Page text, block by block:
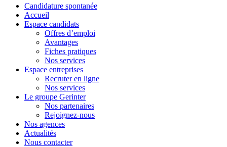
Close
Menu
Candidature spontanée
Accueil
Espace candidats
Offres d’emploi
Avantages
Fiches pratiques
Nos services
Espace entreprises
Recruter en ligne
Nos services
Le groupe Gerinter
Nos partenaires
Rejoignez-nous
Nos agences
Actualités
Nous contacter